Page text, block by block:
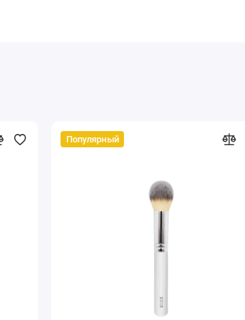
Популярный